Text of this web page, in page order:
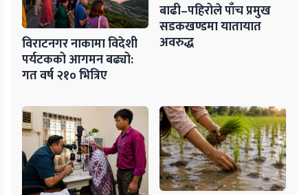
विराटनगर नाकामा विदेशी
पर्यटकको आगमन बढ्यो:
गत वर्ष २१० भित्रिए
बाढी–पहिरोले पाँच प्रमुख
सडकखण्डमा यातायात
अवरुद्ध